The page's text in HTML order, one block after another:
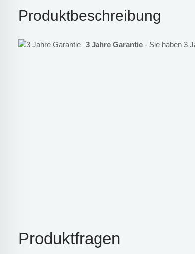
Produktbeschreibung
3 Jahre Garantie - Sie haben 3
Produktfragen